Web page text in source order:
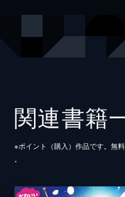
マンガ
関連書籍
※ポイント（購⼊）作品です。無
。